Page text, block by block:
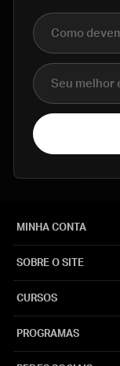
Nome completo
E-mail
MINHA CONTA
SOBRE O SITE
CURSOS
PROGRAMAS